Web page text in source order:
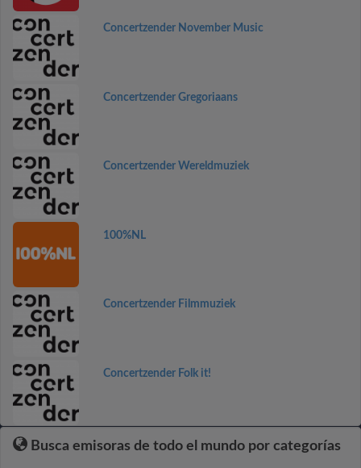
Concertzender November Music
Concertzender Gregoriaans
Concertzender Wereldmuziek
100%NL
Concertzender Filmmuziek
Concertzender Folk it!
Busca emisoras de todo el mundo por categorías